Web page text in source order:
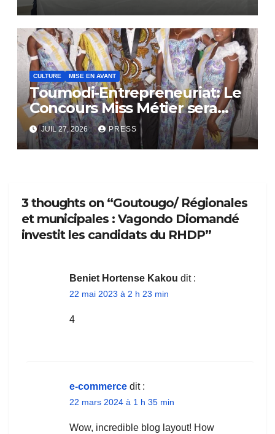
CULTURE MISE EN AVANT
Toumodi-Entrepreneuriat: Le
Concours Miss Métier sera
bientôt lance.
JUIL 27, 2026 PRESS
3 thoughts on “Goutougo/ Régionales
et municipales : Vagondo Diomandé
investit les candidats du RHDP”
Beniet Hortense Kakou dit :
22 mai 2023 à 2 h 23 min
4
e-commerce dit :
22 mars 2024 à 1 h 35 min
Wow, incredible blog layout! How